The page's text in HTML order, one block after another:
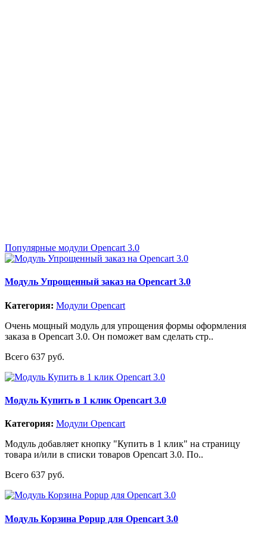
Популярные модули Opencart 3.0
Модуль Упрощенный заказ на Opencart 3.0
Категория: Модули Opencart
Очень мощный модуль для упрощения формы оформления
заказа в Opencart 3.0. Он поможет вам сделать стр..
Всего 637 руб.
Модуль Купить в 1 клик Opencart 3.0
Категория: Модули Opencart
Модуль добавляет кнопку "Купить в 1 клик" на страницу
товара и/или в списки товаров Opencart 3.0. По..
Всего 637 руб.
Модуль Корзина Popup для Opencart 3.0